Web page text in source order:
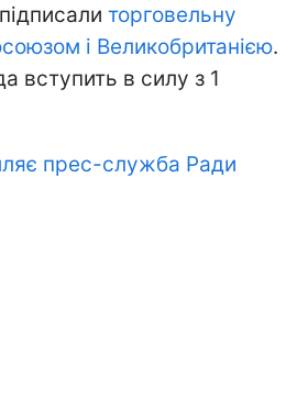
торговельну
і Великобританією.
вступить в силу з 1
прес-служба Ради